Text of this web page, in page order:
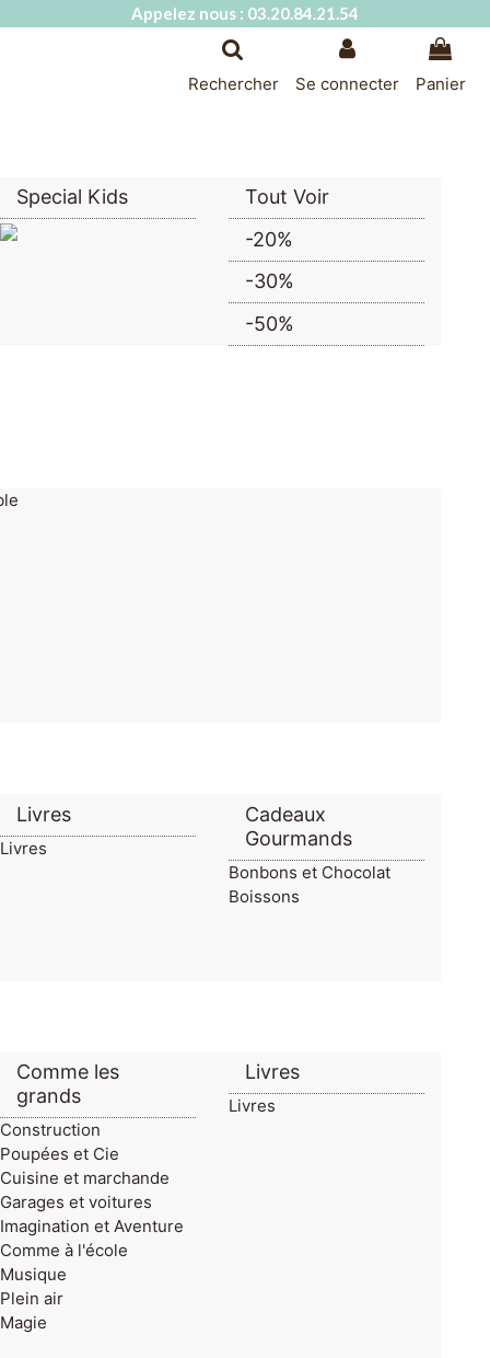
Appelez nous : 03.20.84.21.54
Rechercher Se connecter Panier
Special Kids
Tout Voir
-20%
-30%
-50%
Livres
Livres
Cadeaux
Gourmands
Bonbons et Chocolat
Boissons
Comme les
grands
Construction
Poupées et Cie
Cuisine et marchande
Garages et voitures
Imagination et Aventure
Comme à l'école
Musique
Plein air
Magie
Livres
Livres